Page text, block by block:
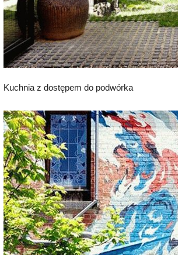
Kuchnia z dostępem do podwórka